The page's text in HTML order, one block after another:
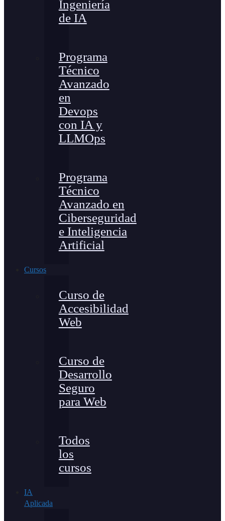
Ingeniería
de IA
Programa
Técnico
Avanzado
en
Devops
con IA y
LLMOps
Programa
Técnico
Avanzado en
Ciberseguridad
e Inteligencia
Artificial
Cursos
Curso de
Accesibilidad
Web
Curso de
Desarrollo
Seguro
para Web
Todos
los
cursos
IA
Aplicada